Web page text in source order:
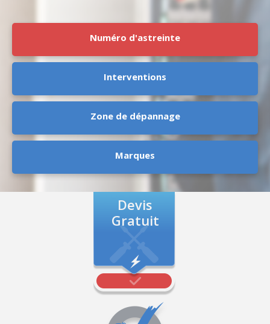
Numéro d'astreinte
Interventions
Zone de dépannage
Marques
Devis
Gratuit